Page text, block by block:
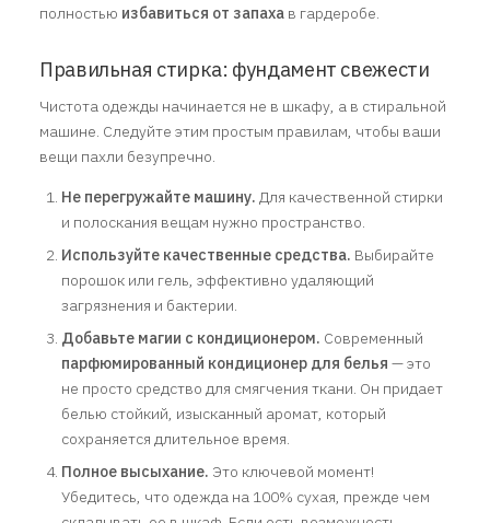
полностью избавиться от запаха в гардеробе.
Правильная стирка: фундамент свежести
Чистота одежды начинается не в шкафу, а в стиральной
машине. Следуйте этим простым правилам, чтобы ваши
вещи пахли безупречно.
Не перегружайте машину. Для качественной стирки
и полоскания вещам нужно пространство.
Используйте качественные средства. Выбирайте
порошок или гель, эффективно удаляющий
загрязнения и бактерии.
Добавьте магии с кондиционером. Современный
парфюмированный кондиционер для белья — это
не просто средство для смягчения ткани. Он придает
белью стойкий, изысканный аромат, который
сохраняется длительное время.
Полное высыхание. Это ключевой момент!
Убедитесь, что одежда на 100% сухая, прежде чем